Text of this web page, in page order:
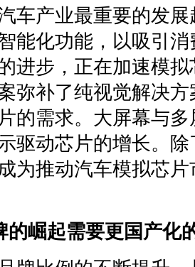
车产业最重要的发
能化功能，以吸引
进步，正在加速模
弥补了纯视觉解决
的需求。大屏幕与
驱动芯片的增长。
为推动汽车模拟芯
的崛起需要更国产化